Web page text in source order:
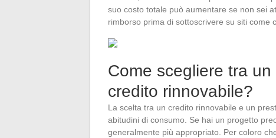
suo costo totale può aumentare se non sei
rimborso prima di sottoscrivere su siti come
Come scegliere tra
credito rinnovabile?
La scelta tra un credito rinnovabile e un
abitudini di consumo. Se hai un progetto
generalmente più appropriato. Per coloro